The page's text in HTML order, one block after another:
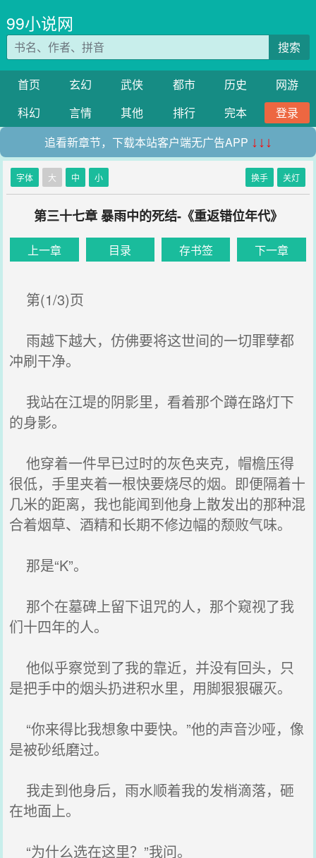
99小说网
搜索
首页 玄幻 武侠 都市 历史
网游
科幻
言情 其他 排行 完本
登录
追看新章节，下载本站客户端无广告APP ↓↓↓
字体 大 中 小 换手 关灯
第三十七章 暴雨中的死结-《重返错位年代》
上一章 目录 存书签 下一章
第(1/3)页
雨越下越大，仿佛要将这世间的一切罪孽都
冲刷干净。
我站在江堤的阴影里，看着那个蹲在路灯下
的身影。
他穿着一件早已过时的灰色夹克，帽檐压得
很低，手里夹着一根快要烧尽的烟。即便隔着十
几米的距离，我也能闻到他身上散发出的那种混
合着烟草、酒精和长期不修边幅的颓败气味。
那是“K”。
那个在墓碑上留下诅咒的人，那个窥视了我
们十四年的人。
他似乎察觉到了我的靠近，并没有回头，只
是把手中的烟头扔进积水里，用脚狠狠碾灭。
“你来得比我想象中要快。”他的声音沙哑，像
是被砂纸磨过。
我走到他身后，雨水顺着我的发梢滴落，砸
在地面上。
“为什么选在这里？”我问。